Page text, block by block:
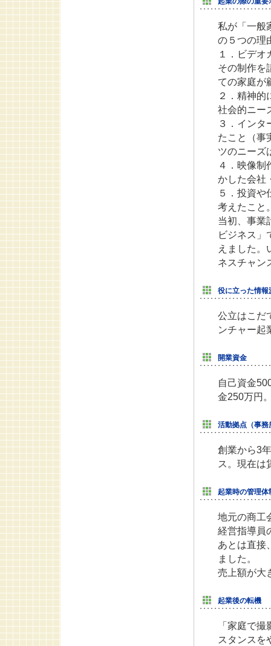
私が「一般
の５つの理
１．ビデオ
その制作を
ての家庭が
２．精神的
社会的ニー
３．インタ
たこと（事
ツのニーズ
４．映像制
かした会社
５．投資や
考えたこと
当初、事業
ビジネス」
えました。
ネスチャン
役に立った情報
公立はこだ
ンチャー起
開業資金
自己資金
金250万円
活動拠点（事務
創業から3
ス。現在は
起業時の管理体
地元の商工
経営指導員
あとは直接
ました。
売上額が大
起業後の転機
「家庭で
スタンスを